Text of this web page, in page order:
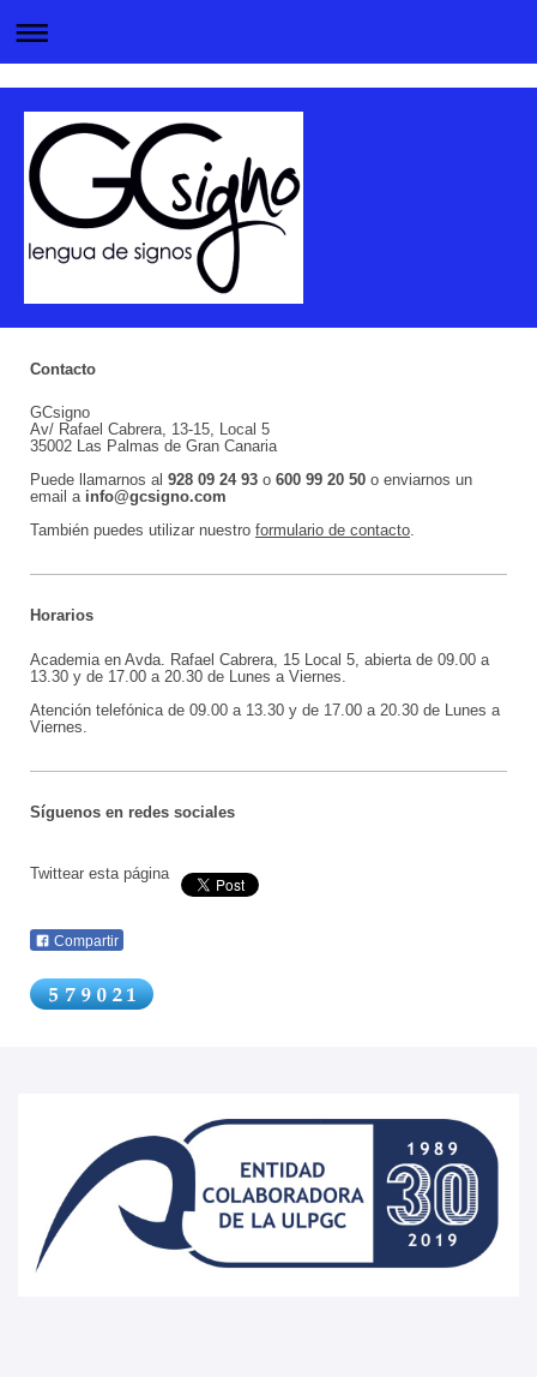
Contacto
GCsigno
Av/ Rafael Cabrera, 13-15, Local 5
35002 Las Palmas de Gran Canaria
Puede llamarnos al 928 09 24 93 o 600 99 20 50 o enviarnos un
email a info@gcsigno.com
También puedes utilizar nuestro formulario de contacto.
Horarios
Academia en Avda. Rafael Cabrera, 15 Local 5, abierta de 09.00 a
13.30 y de 17.00 a 20.30 de Lunes a Viernes.
Atención telefónica de 09.00 a 13.30 y de 17.00 a 20.30 de Lunes a
Viernes.
Síguenos en redes sociales
Twittear esta página
Compartir